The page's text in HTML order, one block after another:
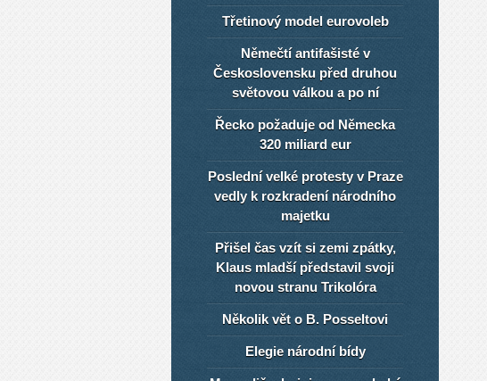
Třetinový model eurovoleb
Němečtí antifašisté v
Československu před druhou
světovou válkou a po ní
Řecko požaduje od Německa
320 miliard eur
Poslední velké protesty v Praze
vedly k rozkradení národního
majetku
Přišel čas vzít si zemi zpátky,
Klaus mladší představil svoji
novou stranu Trikolóra
Několik vět o B. Posseltovi
Elegie národní bídy